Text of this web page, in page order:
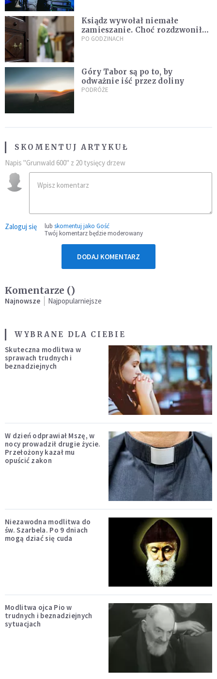
Ksiądz wywołał niemałe
zamieszanie. Choć rozdzwoniły
się telefony z całego kraju,
PO GODZINACH
Góry Tabor są po to, by
odważnie iść przez doliny
PODRÓŻE
SKOMENTUJ ARTYKUŁ
Napis "Grunwald 600" z 20 tysięcy drzew
Zaloguj się lub skomentuj jako Gość
Twój komentarz będzie moderowany
DODAJ KOMENTARZ
Komentarze ()
Najnowsze Najpopularniejsze
WYBRANE DLA CIEBIE
Skuteczna modlitwa w
sprawach trudnych i
beznadziejnych
W dzień odprawiał Mszę, w
nocy prowadził drugie życie.
Przełożony kazał mu
opuścić zakon
Niezawodna modlitwa do
św. Szarbela. Po 9 dniach
mogą dziać się cuda
Modlitwa ojca Pio w
trudnych i beznadziejnych
sytuacjach